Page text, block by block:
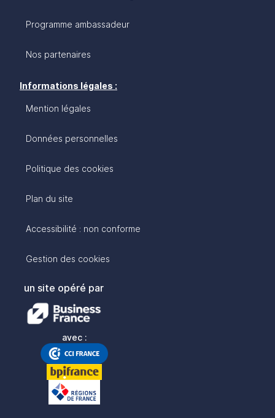
Programme ambassadeur
Nos partenaires
Informations légales :
Mention légales
Données personnelles
Politique des cookies
Plan du site
Accessibilité : non conforme
Gestion des cookies
un site opéré par
avec :